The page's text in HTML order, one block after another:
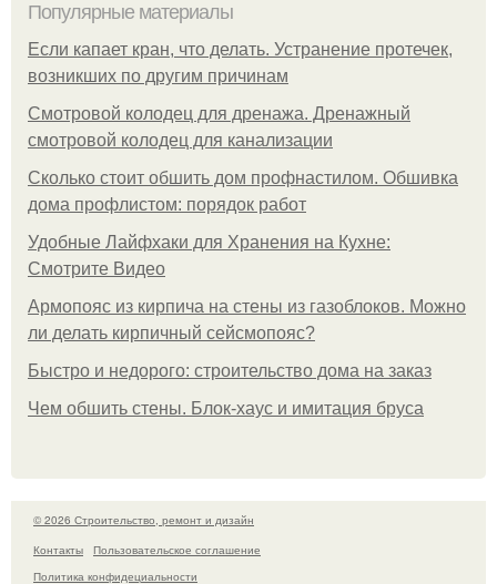
Популярные материалы
Если капает кран, что делать. Устранение протечек,
возникших по другим причинам
Смотровой колодец для дренажа. Дренажный
смотровой колодец для канализации
Сколько стоит обшить дом профнастилом. Обшивка
дома профлистом: порядок работ
Удобные Лайфхаки для Хранения на Кухне:
Смотрите Видео
Армопояс из кирпича на стены из газоблоков. Можно
ли делать кирпичный сейсмопояс?
Быстро и недорого: строительство дома на заказ
Чем обшить стены. Блок-хаус и имитация бруса
© 2026 Строительство, ремонт и дизайн
Контакты
Пользовательское соглашение
Политика конфидециальности